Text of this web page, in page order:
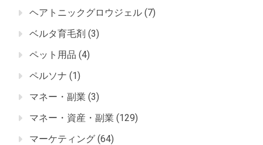
ヘアトニックグロウジェル (7)
ベルタ育毛剤 (3)
ペット用品 (4)
ペルソナ (1)
マネー・副業 (3)
マネー・資産・副業 (129)
マーケティング (64)